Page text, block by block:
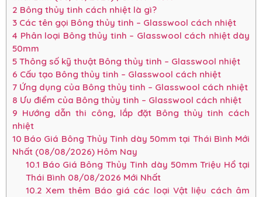
2 Bông thủy tinh cách nhiệt là gì?
3 Các tên gọi Bông thủy tinh – Glasswool cách nhiệt
4 Phân loại Bông thủy tinh – Glasswool cách nhiệt dày
50mm
5 Thông số kỹ thuật Bông thủy tinh – Glasswool nhiệt
6 Cấu tạo Bông thủy tinh – Glasswool cách nhiệt
7 Ứng dụng của Bông thủy tinh – Glasswool cách nhiệt
8 Ưu điểm của Bông thủy tinh – Glasswool cách nhiệt
9 Hướng dẫn thi công, lắp đặt Bông thủy tinh cách
nhiệt
10 Báo Giá Bông Thủy Tinh dày 50mm tại Thái Bình Mới
Nhất (08/08/2026) Hôm Nay
10.1 Báo Giá Bông Thủy Tinh dày 50mm Triệu Hổ tại
Thái Bình 08/08/2026 Mới Nhất
10.2 Xem thêm Báo giá các loại Vật liệu cách âm